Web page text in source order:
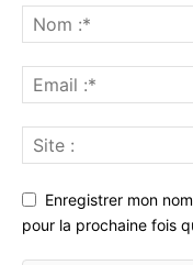
Enregistrer mon
pour la prochaine fois